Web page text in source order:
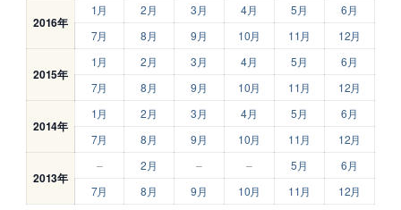
2016年
1月 2月 3月 4月 5月
6月
7月
8月 9月 10月 11月 12月
2015年
1月 2月 3月 4月 5月
6月
7月
8月 9月 10月 11月 12月
2014年
1月 2月 3月 4月 5月
6月
7月
8月 9月 10月 11月 12月
2013年
– 2月 – – 5月
6月
7月
8月 9月 10月 11月 12月